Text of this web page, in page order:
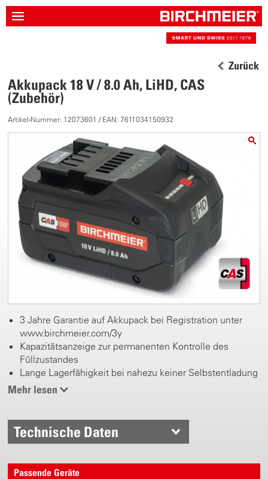
Zurück
Akkupack 18 V / 8.0 Ah, LiHD, CAS
(Zubehör)
Artikel-Nummer: 12073601 / EAN: 7611034150932
3 Jahre Garantie auf Akkupack bei Registration unter
www.birchmeier.com/3y
Kapazitätsanzeige zur permanenten Kontrolle des
Füllzustandes
Lange Lagerfähigkeit bei nahezu keiner Selbstentladung
Gewicht 980 g
Mehr lesen
Technische Daten
Passende Geräte